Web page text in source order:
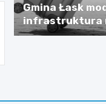
Gmina Łask
infrastruktura